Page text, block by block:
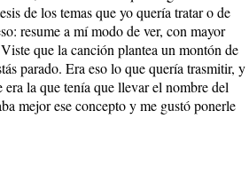
de los temas que yo quería tratar o de
resume a mí modo de ver, con mayor
que la canción plantea un montón de
parado. Era eso lo que quería trasmitir, y
la que tenía que llevar el nombre del
mejor ese concepto y me gustó ponerle